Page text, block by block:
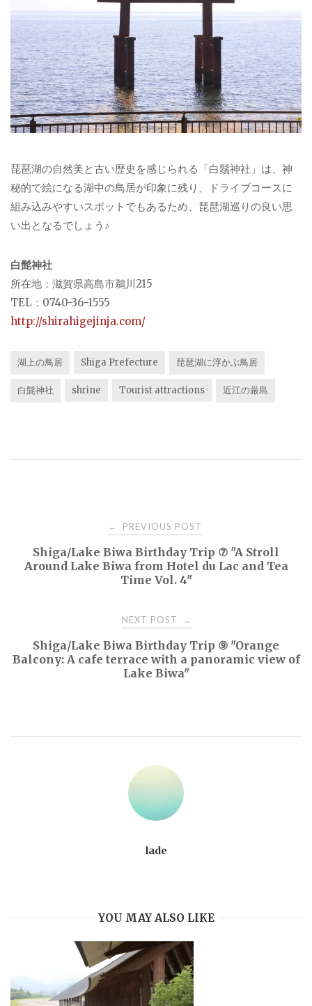
琵琶湖の自然美と古い歴史を感じられる「白鬚神社」は、神
秘的で絵になる湖中の鳥居が印象に残り、ドライブコースに
組み込みやすいスポットでもあるため、琵琶湖巡りの良い思
い出となるでしょう♪
白髭神社
所在地：滋賀県高島市鵜川215
TEL：0740-36-1555
http://shirahigejinja.com/
湖上の鳥居 Shiga Prefecture 琵琶湖に浮かぶ鳥居
白髭神社 shrine Tourist attractions 近江の厳島
navigation
← PREVIOUS POST
Shiga/Lake Biwa Birthday Trip ⑦ "A Stroll
Around Lake Biwa from Hotel du Lac and Tea
Time Vol. 4"
NEXT POST →
Shiga/Lake Biwa Birthday Trip ⑨ "Orange
Balcony: A cafe terrace with a panoramic view of
Lake Biwa"
lade
YOU MAY ALSO LIKE